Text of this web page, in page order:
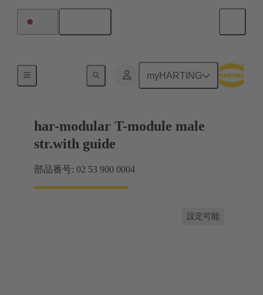
myHARTING
har-modular T-module male
str.with guide
部品番号: 02 53 900 0004
設定可能